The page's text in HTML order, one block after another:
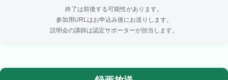
終了は前後する可能性があります。
参加用URLはお申込み後にお送りします。
説明会の講師は認定サポーターが担当します。